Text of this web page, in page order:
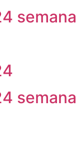
semana
semana